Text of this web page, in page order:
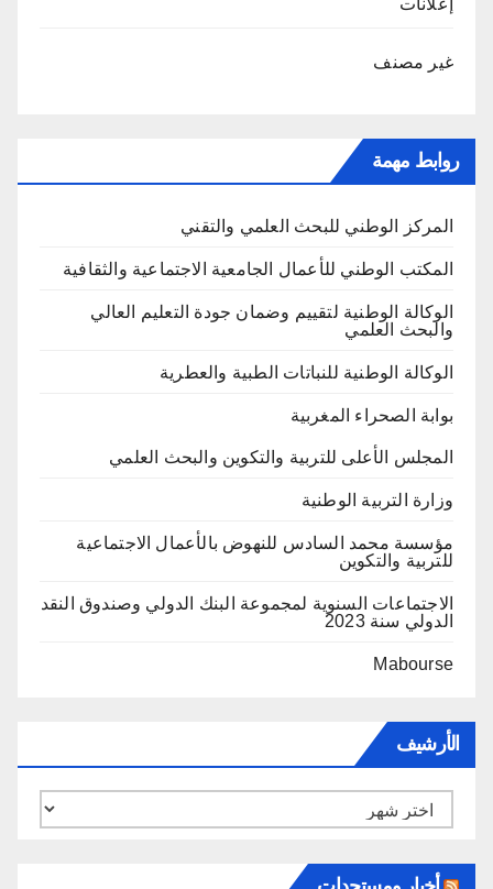
إعلانات
غير مصنف
روابط مهمة
المركز الوطني للبحث العلمي والتقني
المكتب الوطني للأعمال الجامعية الاجتماعية والثقافية
الوكالة الوطنية لتقييم وضمان جودة التعليم العالي
والبحث العلمي
الوكالة الوطنية للنباتات الطبية والعطرية
بوابة الصحراء المغربية
المجلس الأعلى للتربية والتكوين والبحث العلمي
وزارة التربية الوطنية
مؤسسة محمد السادس للنهوض بالأعمال الاجتماعية
للتربية والتكوين
الاجتماعات السنوية لمجموعة البنك الدولي وصندوق النقد
الدولي سنة 2023
Mabourse
الأرشيف
الأرشيف